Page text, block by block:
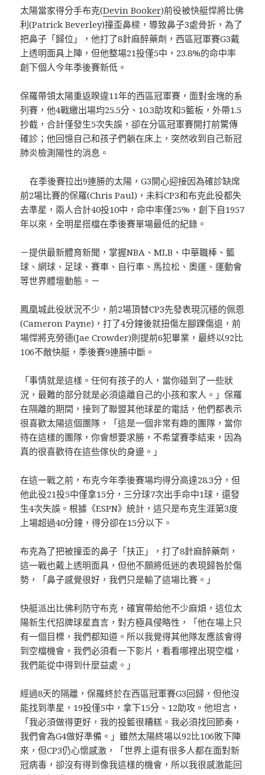
太陽當家得分手布克(Devin Booker)前役被快艇悍將比佛
利(Patrick Beverley)撞歪鼻樑，導致鼻子3處骨折，為了
把鼻子「歸位」，他打了8針麻醉藥劑，西區冠軍賽G3戴
上透明面具上陣，但他整場21投僅5中，23.8%的命中率
創下個人今年季後賽新低。
保羅帶領太陽重返睽違11年的西區冠軍賽，面對金塊的系
列賽，他4戰繳出場均25.5分、10.3助攻和5籃板，外帶1.5
抄截，合計僅發生5次失誤，卻在分區冠軍賽開打前驚傳
確診；他回憶自己和孩子們躺在床上，突然收到自己新冠
肺炎檢測陽性的消息。
在季後賽拉出9連勝的太陽，G3開心迎接因為確診缺席
前2場比賽的保羅(Chris Paul)，未料CP3和布克此役都失
去準星，兩人合計40投10中，命中率僅25%，創下自1957
年以來，全明星搭檔在季後賽單場最低的紀錄。
－提供最新體育新聞，掌握NBA、MLB、中華職棒、籃
球、網球、足球、賽車、自行車、馬拉松、奧運、運動會
等世界體壇動態。－
鳳凰城此役狀況不少，前2場頂替CP3先發表現沉穩的佩恩
(Cameron Payne)，打了4分鐘後就扭傷左腳踝傷退，前
場悍將克勞德(Jae Crowder)則提前6犯畢業，最終以92比
106不敵快艇，季後賽9連勝中斷。
「事情就是這樣。任何有孩子的人，當你碰到了一些狀
況，最難的部分就是必須遠離自己的小孩和家人。」保羅
在隔離的期間，接到了聯盟其他球星的電話，他們都表示
很喜歡太陽這個團隊，「這是一個非常有趣的團隊，當你
待在這樣的團隊，你會想要求勝，不希望賽季結束，因為
真的很喜歡待在這些傢伙的身邊。」
在這一戰之前，布克今年季後賽場均得分高達28.3分，但
他此役21投5中僅拿15分，三分球7次出手命中1球，還發
生4次失誤。根據《ESPN》統計，這只是布克生涯第3度
上場超過40分鐘，得分卻在15分以下。
布克為了把被撞歪的鼻子「扶正」，打了8針麻醉藥劑，
這一戰也戴上透明面具，但他不願將低迷的表現歸咎於傷
勢，「鼻子感覺很好，我們只是輸了這場比賽。」
快艇派出比佛利防守布克，確實帶給他不少麻煩，這位太
陽新生代招牌球星直言，對方極具侵略性，「他在場上只
有一個目標，我們都知道。所以我覺得其他隊友應該會得
到空檔機會，我們必須看一下影片，看看哪裡出現空檔，
我們能從中得到什麼益處。」
經過8天的隔離，保羅終於在西區冠軍賽G3回歸，但他沒
能找到準星，19投僅5中，拿下15分、12助攻。他坦言，
「我必須做得更好，我的投籃很糟糕。我必須找回節奏，
我們會為G4做好準備。」雖然太陽終場以92比106敗下陣
來，但CP3仍心懷感激，「世界上還有很多人都在面對新
冠病毒，卻沒有得到像我這樣的機會，所以我很感激能回